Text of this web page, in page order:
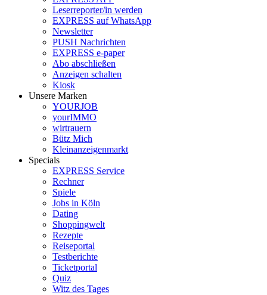
Leserreporter/in werden
EXPRESS auf WhatsApp
Newsletter
PUSH Nachrichten
EXPRESS e-paper
Abo abschließen
Anzeigen schalten
Kiosk
Unsere Marken
YOURJOB
yourIMMO
wirtrauern
Bütz Mich
Kleinanzeigenmarkt
Specials
EXPRESS Service
Rechner
Spiele
Jobs in Köln
Dating
Shoppingwelt
Rezepte
Reiseportal
Testberichte
Ticketportal
Quiz
Witz des Tages